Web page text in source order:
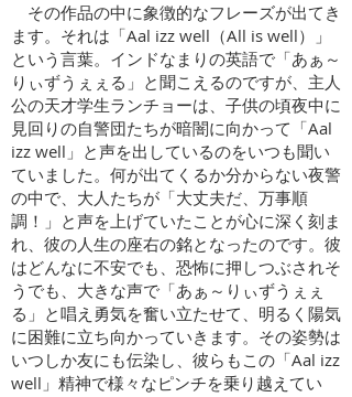
その作品の中に象徴的なフレーズが出てき
ます。それは「Aal izz well（All is well）」
という言葉。インドなまりの英語で「あぁ～
りぃずうぇぇる」と聞こえるのですが、主人
公の天才学生ランチョーは、子供の頃夜中に
見回りの自警団たちが暗闇に向かって「Aal
izz well」と声を出しているのをいつも聞い
ていました。何が出てくるか分からない夜警
の中で、大人たちが「大丈夫だ、万事順
調！」と声を上げていたことが心に深く刻ま
れ、彼の人生の座右の銘となったのです。彼
はどんなに不安でも、恐怖に押しつぶされそ
うでも、大きな声で「あぁ～りぃずうぇぇ
る」と唱え勇気を奮い立たせて、明るく陽気
に困難に立ち向かっていきます。その姿勢は
いつしか友にも伝染し、彼らもこの「Aal izz
well」精神で様々なピンチを乗り越えてい